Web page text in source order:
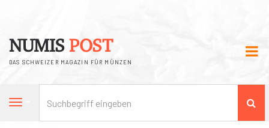
NUMIS POST
DAS SCHWEIZER MAGAZIN FÜR MÜNZEN
Navigation